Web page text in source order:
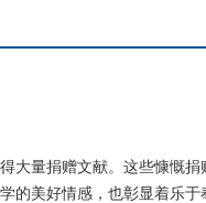
大量捐赠文献。这些慷慨
美好情感，也彰显着乐于